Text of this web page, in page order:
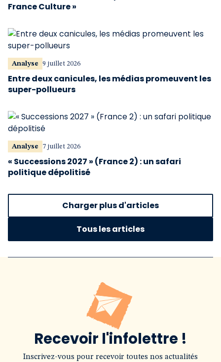
France Culture »
Analyse 9 juillet 2026
Entre deux canicules, les médias promeuvent les
super-pollueurs
Analyse 7 juillet 2026
« Successions 2027 » (France 2) : un safari
politique dépolitisé
Charger plus d'articles
Tous les articles
Recevoir l'infolettre !
Inscrivez-vous pour recevoir toutes nos actualités